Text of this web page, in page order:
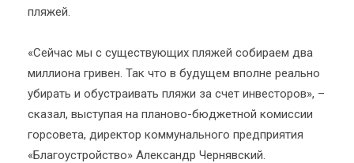
пляжей.
«Сейчас мы с существующих пляжей собираем два
миллиона гривен. Так что в будущем вполне реально
убирать и обустраивать пляжи за счет инвесторов», –
сказал, выступая на планово-бюджетной комиссии
горсовета, директор коммунального предприятия
«Благоустройство» Александр Чернявский.